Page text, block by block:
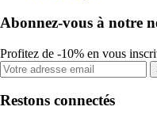
Abonnez-vous à notre
Profitez de -10% en vous
Restons connectés